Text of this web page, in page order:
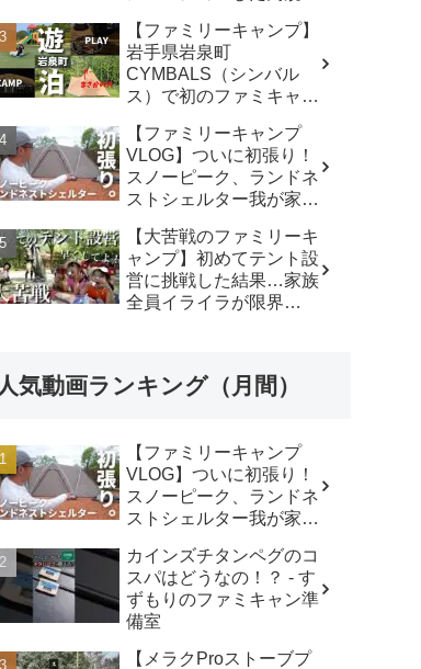
す！ - ちいさおきゃんぷ
【ファミリーキャンプ】
岩手県岩泉町
CYMBALS（シンバル
ス）で初のファミキャ
まさかの穴。 -
KIMIDORI
【ファミリーキャンプ
VLOG】ついに初張り！
スノーピーク、ランドネ
ストシェルター我が家で
アビルキャンプリゾート
那須／LUMIX S5IIX - パ
パハキット アウトドア
VLOG
【大苦戦のファミリーキ
ャンプ】初めてテント設
営に挑戦した結果…家族
全員イライラが限界
人気動画ランキング（月間）
【ファミリーキャンプ
VLOG】ついに初張り！
スノーピーク、ランドネ
ストシェルター我が家で
アビルキャンプリゾート
那須／LUMIX S5IIX - パ
パハキット アウトドア
VLOG
カインズチタンペグのコ
スパはどうなの！？ - す
ずもりのファミキャン準
備室
【メラクProストーブプ